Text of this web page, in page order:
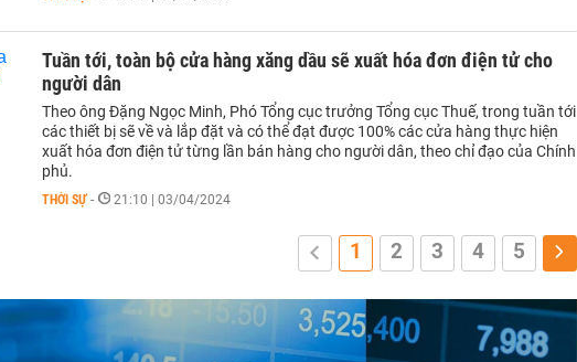
Tuần tới, toàn bộ cửa hàng xăng dầu sẽ xuất hóa đơn điện tử cho
người dân
Theo ông Đặng Ngọc Minh, Phó Tổng cục trưởng Tổng cục Thuế, trong tuần tới
các thiết bị sẽ về và lắp đặt và có thể đạt được 100% các cửa hàng thực hiện
xuất hóa đơn điện tử từng lần bán hàng cho người dân, theo chỉ đạo của Chính
phủ.
THỜI SỰ - 21:10 | 03/04/2024
1 2 3 4 5